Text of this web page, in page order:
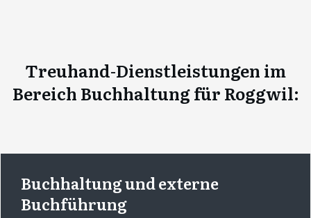
Treuhand-Dienstleistungen im
Bereich Buchhaltung für Roggwil:
Buchhaltung und externe
Buchführung